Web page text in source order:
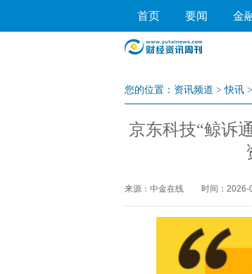
首页 要闻 金
您的位置： 资讯频道 >快讯
京东科技“鲸诉
来源：中金在线 时间：2026-